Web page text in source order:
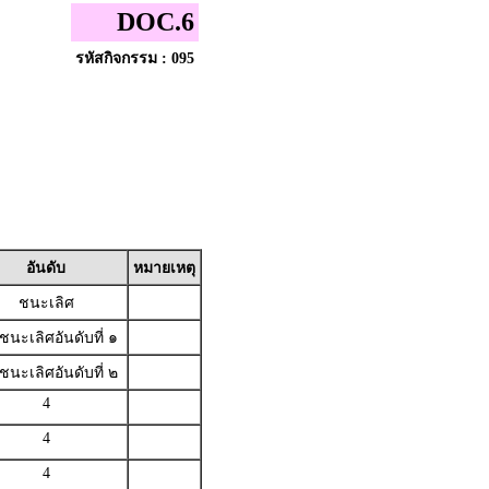
DOC.6
รหัสกิจกรรม : 095
อันดับ
หมายเหตุ
ชนะเลิศ
นะเลิศอันดับที่ ๑
นะเลิศอันดับที่ ๒
4
4
4